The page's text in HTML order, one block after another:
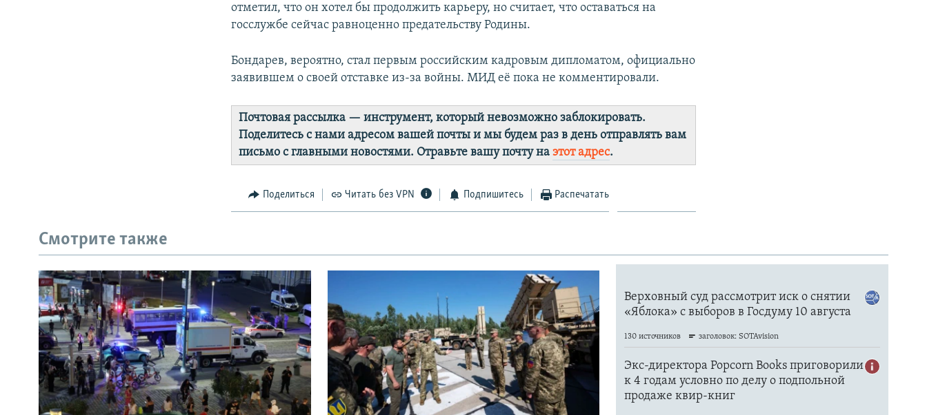
отметил, что он хотел бы продолжить карьеру, но считает, что оставаться на
госслужбе сейчас равноценно предательству Родины.
Бондарев, вероятно, стал первым российским кадровым дипломатом, официально
заявившем о своей отставке из-за войны. МИД её пока не комментировали.
Почтовая рассылка — инструмент, который невозможно заблокировать.
Поделитесь с нами адресом вашей почты и мы будем раз в день отправлять вам
письмо с главными новостями. Отравьте вашу почту наэтот адрес.
Поделиться Читать без VPN Подпишитесь Распечатать
Смотрите также